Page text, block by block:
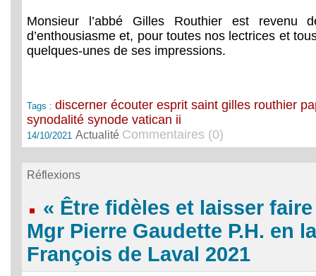
Monsieur l’abbé Gilles Routhier est revenu
d’enthousiasme et, pour toutes nos lectrices et
quelques-unes de ses impressions.
Tags :discerner écouter esprit saint gilles routhier
synodalité synode vatican ii
14/10/2021 Actualité Commentaires (0)
Réflexions
« Être fidèles et laisser
Mgr Pierre Gaudette P.H. en
François de Laval 2021